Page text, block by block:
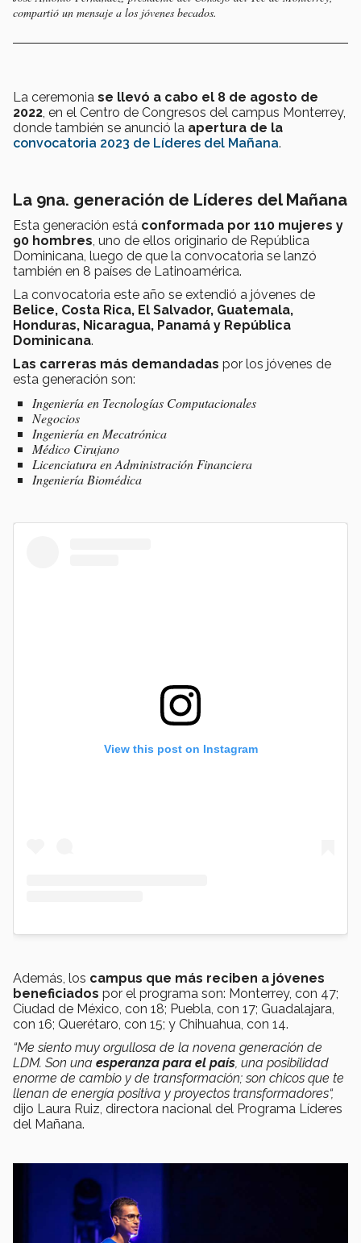
compartió un mensaje a los jóvenes becados.
La ceremonia se llevó a cabo el 8 de agosto de
2022, en el Centro de Congresos del campus Monterrey,
donde también se anunció la apertura de la
convocatoria 2023 de Líderes del Mañana.
La 9na. generación de Líderes del Mañana
Esta generación está conformada por 110 mujeres y
90 hombres, uno de ellos originario de República
Dominicana, luego de que la convocatoria se lanzó
también en 8 países de Latinoamérica.
La convocatoria este año se extendió a jóvenes de
Belice, Costa Rica, El Salvador, Guatemala,
Honduras, Nicaragua, Panamá y República
Dominicana.
Las carreras más demandadas por los jóvenes de
esta generación son:
Ingeniería en Tecnologías Computacionales
Negocios
Ingeniería en Mecatrónica
Médico Cirujano
Licenciatura en Administración Financiera
Ingeniería Biomédica
View this post on Instagram
Además, los campus que más reciben a jóvenes
beneficiados por el programa son: Monterrey, con 47;
Ciudad de México, con 18; Puebla, con 17; Guadalajara,
con 16; Querétaro, con 15; y Chihuahua, con 14.
“Me siento muy orgullosa de la novena generación de
LDM. Son una esperanza para el país, una posibilidad
enorme de cambio y de transformación; son chicos que te
llenan de energía positiva y proyectos transformadores“,
dijo Laura Ruiz, directora nacional del Programa Líderes
del Mañana.